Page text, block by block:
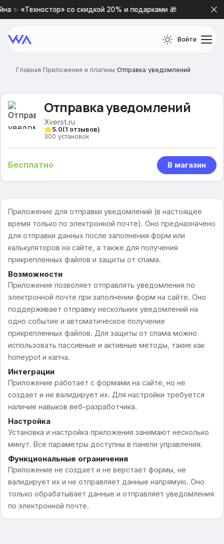
✨ «Техностор» со скидкой 20% и подарками 🎁
Войти
Главная/Приложения и плагины/Отправка уведомлений
Отправка уведомлений
Xverst.ru
5.0(1 отзывов)
300 установок
Бесплатно В магазин
Приложение для отправки уведомлений (в настоящее
время только по электронной почте). Оно предназначено
для отправки данных после заполнения форм или
калькуляторов на сайте, а также для получения
прикрепленных файлов и защиты от спама.
Возможности
Приложение позволяет отправлять уведомления по
электронной почте при заполнении форм на сайте. Оно
поддерживает отправку нескольких уведомлений на
одно событие и автоматическое получение
прикрепленных файлов. Для защиты от спама можно
использовать пассивные и активные методы, такие как
honeypot и капча.
Интеграции
Приложение работает с формами на сайте, но не
создает и не валидирует их. Для настройки требуется
наличие навыков веб-разработчика.
Настройка
Установка и настройка приложения занимают несколько
минут. Все параметры доступны в панели управления.
Функциональные ограничения
Приложение не создает и не верстает формы, не
валидирует их и не отправляет данные напрямую. Оно
только обрабатывает данные и отправляет уведомления
по электронной почте.